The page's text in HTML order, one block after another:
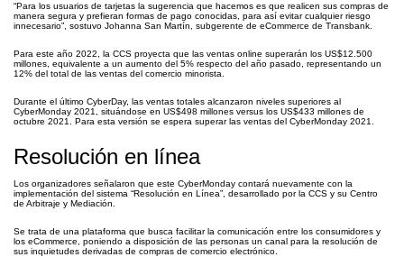
“Para los usuarios de tarjetas la sugerencia que hacemos es que realicen sus compras de
manera segura y prefieran formas de pago conocidas, para así evitar cualquier riesgo
innecesario”, sostuvo Johanna San Martín, subgerente de eCommerce de Transbank.
Para este año 2022, la CCS proyecta que las ventas online superarán los US$12.500
millones, equivalente a un aumento del 5% respecto del año pasado, representando un
12% del total de las ventas del comercio minorista.
Durante el último CyberDay, las ventas totales alcanzaron niveles superiores al
CyberMonday 2021, situándose en US$498 millones versus los US$433 millones de
octubre 2021. Para esta versión se espera superar las ventas del CyberMonday 2021.
Resolución en línea
Los organizadores señalaron que este CyberMonday contará nuevamente con la
implementación del sistema “Resolución en Línea”, desarrollado por la CCS y su Centro
de Arbitraje y Mediación.
Se trata de una plataforma que busca facilitar la comunicación entre los consumidores y
los eCommerce, poniendo a disposición de las personas un canal para la resolución de
sus inquietudes derivadas de compras de comercio electrónico.